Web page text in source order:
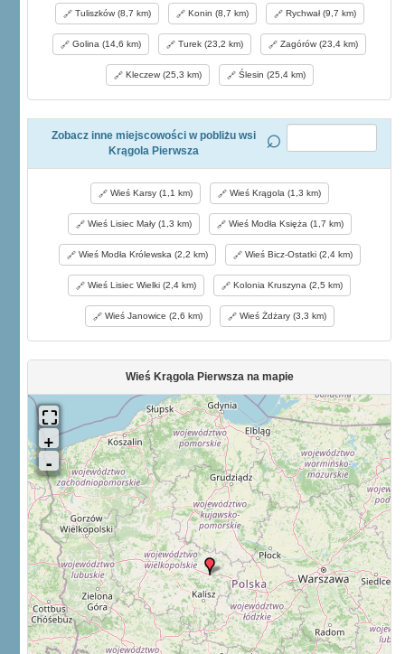
Tuliszków (8,7 km) Konin (8,7 km) Rychwał (9,7 km)
Golina (14,6 km) Turek (23,2 km) Zagórów (23,4 km)
Kleczew (25,3 km) Ślesin (25,4 km)
Zobacz inne miejscowości w pobliżu wsi
Krągola Pierwsza
Wieś Karsy (1,1 km) Wieś Krągola (1,3 km)
Wieś Lisiec Mały (1,3 km) Wieś Modła Księża (1,7 km)
Wieś Modła Królewska (2,2 km) Wieś Bicz-Ostatki (2,4 km)
Wieś Lisiec Wielki (2,4 km) Kolonia Kruszyna (2,5 km)
Wieś Janowice (2,6 km) Wieś Żdżary (3,3 km)
Wieś Krągola Pierwsza na mapie